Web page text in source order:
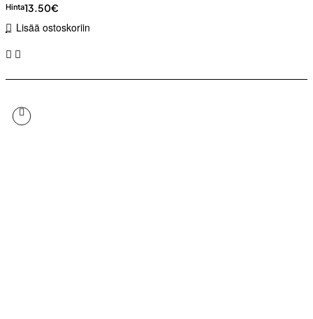
Hinta13.50€
Lisää ostoskoriin